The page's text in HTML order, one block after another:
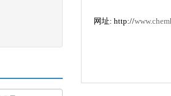
网址: http://